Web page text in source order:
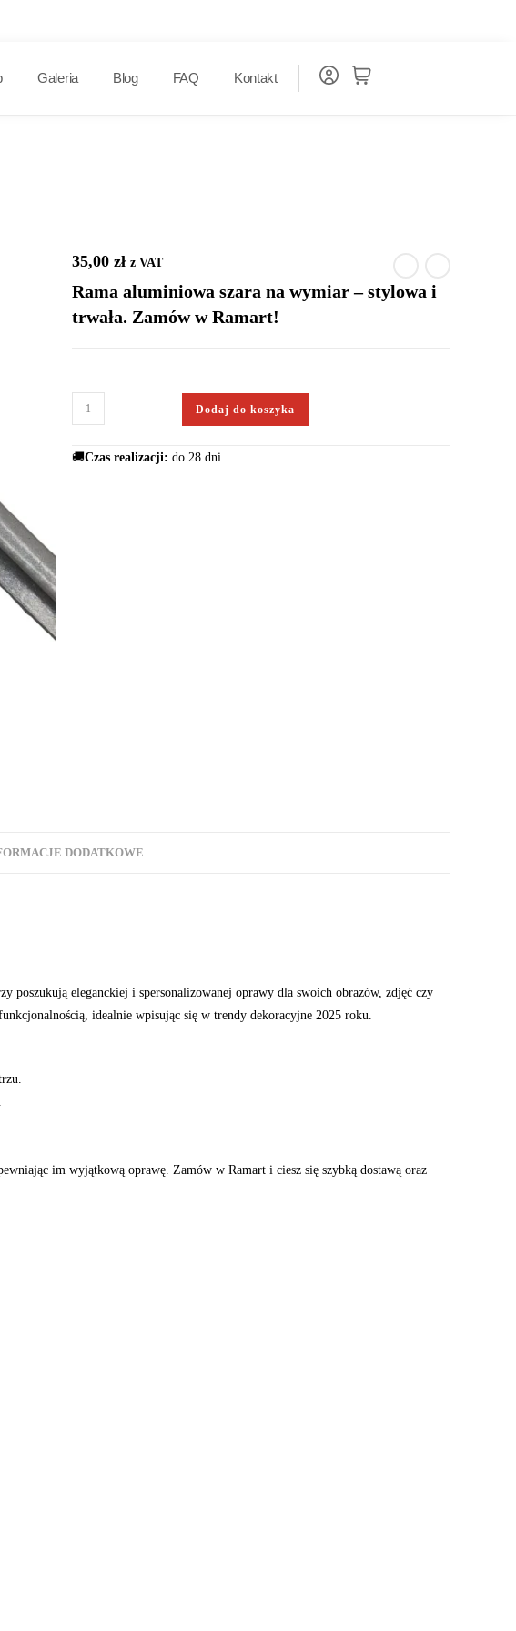
Galeria Blog FAQ Kontakt
35,00 zł z VAT
Rama aluminiowa szara na wymiar – stylowa i
trwała. Zamów w Ramart!
Dodaj do koszyka
🚚Czas realizacji: do 28 dni
DODATKOWE
poszukują eleganckiej i spersonalizowanej oprawy dla swoich obrazów, zdjęć czy
idealnie wpisując się w trendy dekoracyjne 2025 roku.
im wyjątkową oprawę. Zamów w Ramart i ciesz się szybką dostawą oraz